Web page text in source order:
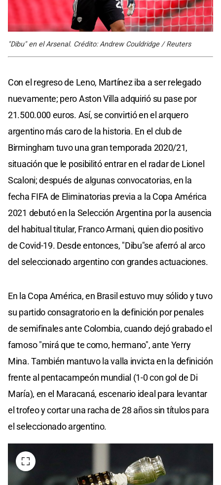
"Dibu" en el Arsenal. Crédito: Andrew Couldridge / Reuters
Con el regreso de Leno, Martínez iba a ser relegado
nuevamente; pero Aston Villa adquirió su pase por
21.500.000 euros. Así, se convirtió en el arquero
argentino más caro de la historia. En el club de
Birmingham tuvo una gran temporada 2020/21,
situación que le posibilitó entrar en el radar de Lionel
Scaloni; después de algunas convocatorias, en la
fecha FIFA de Eliminatorias previa a la Copa América
2021 debutó en la Selección Argentina por la ausencia
del habitual titular, Franco Armani, quien dio positivo
de Covid-19. Desde entonces, "Dibu"se aferró al arco
del seleccionado argentino con grandes actuaciones.
En la Copa América, en Brasil estuvo muy sólido y tuvo
su partido consagratorio en la definición por penales
de semifinales ante Colombia, cuando dejó grabado el
famoso "mirá que te como, hermano", ante Yerry
Mina. También mantuvo la valla invicta en la definición
frente al pentacampeón mundial (1-0 con gol de Di
María), en el Maracaná, escenario ideal para levantar
el trofeo y cortar una racha de 28 años sin títulos para
el seleccionado argentino.